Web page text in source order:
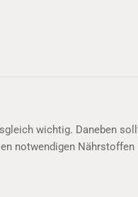
wichtig. Daneben
notwendigen Nährstoffen